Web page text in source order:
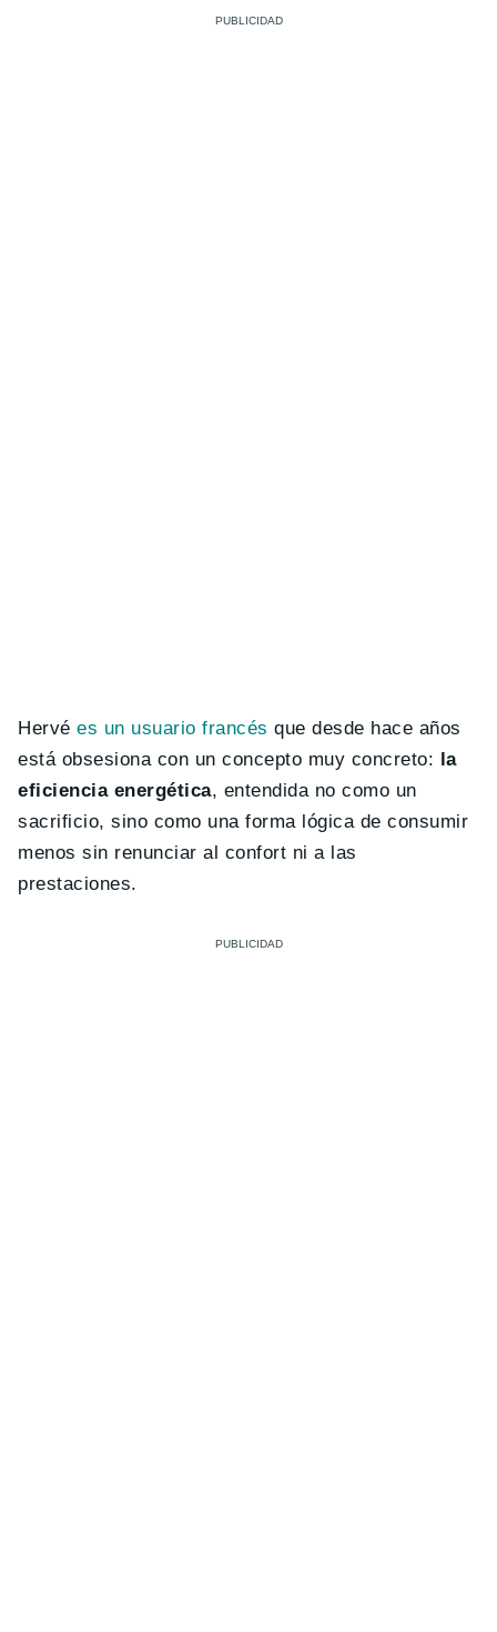
Hervées un usuario francés que desde hace años
está obsesiona con un concepto muy concreto: la
eficiencia energética, entendida no como un
sacrificio, sino como una forma lógica de consumir
menos sin renunciar al confort ni a las
prestaciones.